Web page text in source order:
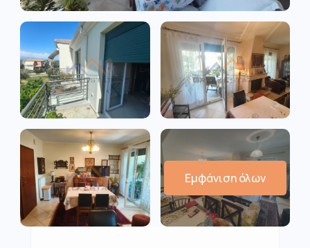
Εμφάνιση όλων